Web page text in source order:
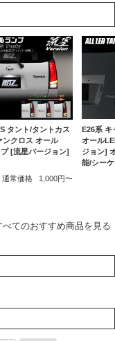
タント/タントカス
ンクロス オール
[流星バージョン]
通常価格
1,000円〜
E26系 キ
オール
ジョン]
能/シー
べてのおすすめ商品を見る